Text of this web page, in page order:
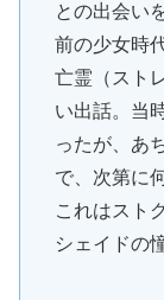
との出会い
前の少女時
亡霊（スト
い出話。当
ったが、あ
で、次第に
これはスト
シェイドの